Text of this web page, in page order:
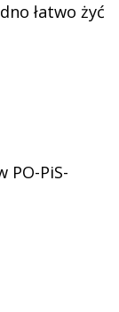
łatwo żyć
PO-PiS-